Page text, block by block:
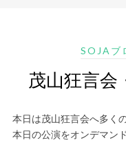
SOJAブ
茂山狂言会
本日は茂山狂言会へ多く
本日の公演をオンデマン